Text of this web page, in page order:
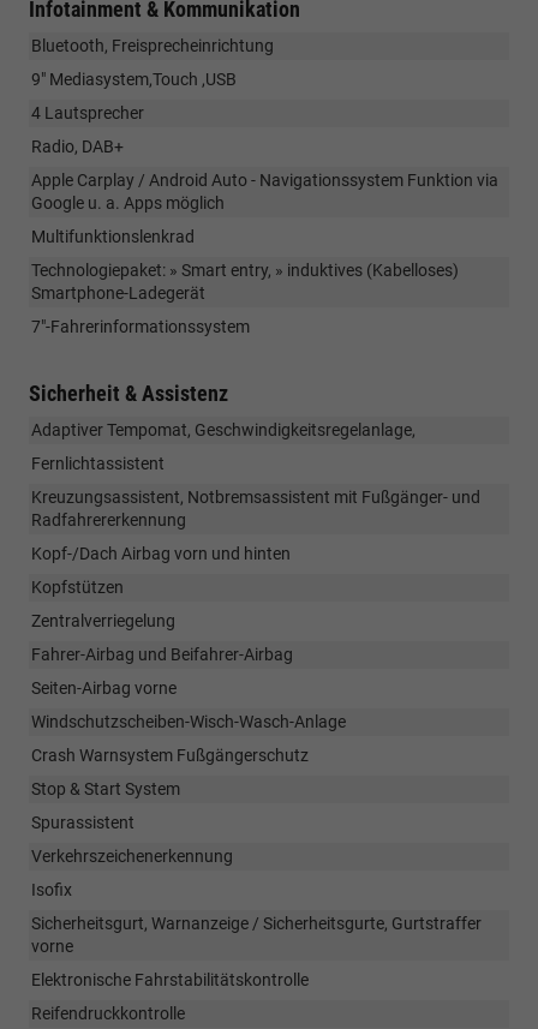
Infotainment & Kommunikation
Bluetooth, Freisprecheinrichtung
9" Mediasystem,Touch ,USB
4 Lautsprecher
Radio, DAB+
Apple Carplay / Android Auto - Navigationssystem Funktion via
Google u. a. Apps möglich
Multifunktionslenkrad
Technologiepaket: » Smart entry, » induktives (Kabelloses)
Smartphone-Ladegerät
7"-Fahrerinformationssystem
Sicherheit & Assistenz
Adaptiver Tempomat, Geschwindigkeitsregelanlage,
Fernlichtassistent
Kreuzungsassistent, Notbremsassistent mit Fußgänger- und
Radfahrererkennung
Kopf-/Dach Airbag vorn und hinten
Kopfstützen
Zentralverriegelung
Fahrer-Airbag und Beifahrer-Airbag
Seiten-Airbag vorne
Windschutzscheiben-Wisch-Wasch-Anlage
Crash Warnsystem Fußgängerschutz
Stop & Start System
Spurassistent
Verkehrszeichenerkennung
Isofix
Sicherheitsgurt, Warnanzeige / Sicherheitsgurte, Gurtstraffer
vorne
Elektronische Fahrstabilitätskontrolle
Reifendruckkontrolle